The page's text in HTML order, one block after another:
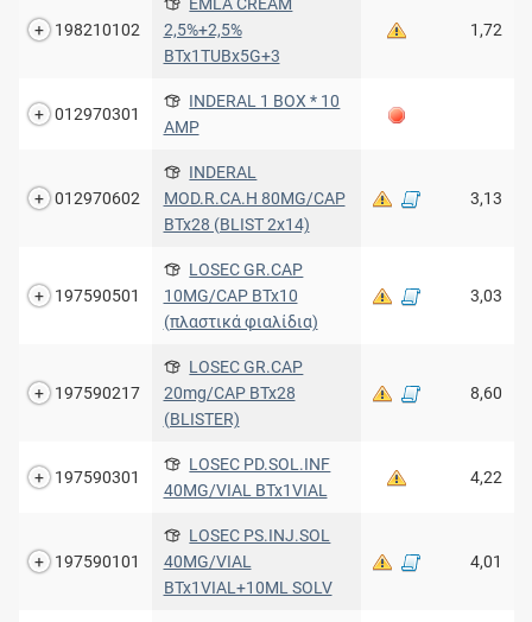
198210102
2,5%+2,5%
BTx1TUBx5G+3
1,72
012970301
INDERAL 1 BOX * 10
AMP
012970602
INDERAL
MOD.R.CA.H 80MG/CAP
BTx28 (BLIST 2x14)
3,13
197590501
LOSEC GR.CAP
10MG/CAP BTx10
(πλαστικά φιαλίδια)
3,03
197590217
LOSEC GR.CAP
20mg/CAP BTx28
(BLISTER)
8,60
197590301
LOSEC PD.SOL.INF
40MG/VIAL BTx1VIAL
4,22
197590101
LOSEC PS.INJ.SOL
40MG/VIAL
BTx1VIAL+10ML SOLV
4,01